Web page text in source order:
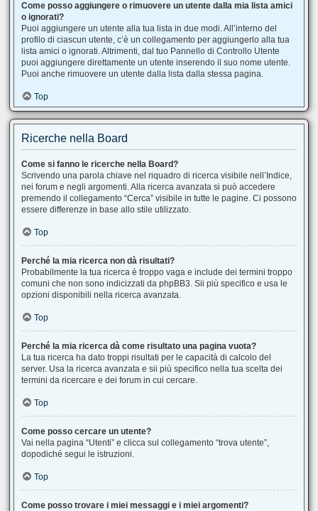
Come posso aggiungere o rimuovere un utente dalla mia lista amici
o ignorati?
Puoi aggiungere un utente alla tua lista in due modi. All’interno del
profilo di ciascun utente, c’è un collegamento per aggiungerlo alla tua
lista amici o ignorati. Altrimenti, dal tuo Pannello di Controllo Utente
puoi aggiungere direttamente un utente inserendo il suo nome utente.
Puoi anche rimuovere un utente dalla lista dalla stessa pagina.
Top
Ricerche nella Board
Come si fanno le ricerche nella Board?
Scrivendo una parola chiave nel riquadro di ricerca visibile nell’Indice,
nei forum e negli argomenti. Alla ricerca avanzata si può accedere
premendo il collegamento “Cerca” visibile in tutte le pagine. Ci possono
essere differenze in base allo stile utilizzato.
Top
Perché la mia ricerca non dà risultati?
Probabilmente la tua ricerca è troppo vaga e include dei termini troppo
comuni che non sono indicizzati da phpBB3. Sii più specifico e usa le
opzioni disponibili nella ricerca avanzata.
Top
Perché la mia ricerca dà come risultato una pagina vuota?
La tua ricerca ha dato troppi risultati per le capacità di calcolo del
server. Usa la ricerca avanzata e sii più specifico nella tua scelta dei
termini da ricercare e dei forum in cui cercare.
Top
Come posso cercare un utente?
Vai nella pagina “Utenti” e clicca sul collegamento “trova utente”,
dopodiché segui le istruzioni.
Top
Come posso trovare i miei messaggi e i miei argomenti?